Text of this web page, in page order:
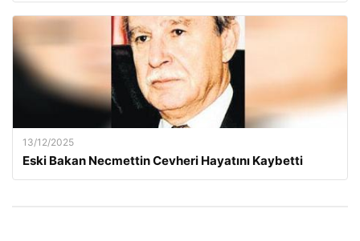
13/12/2025
Eski Bakan Necmettin Cevheri Hayatını Kaybetti